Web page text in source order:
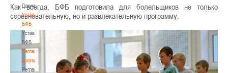
Документы
Устав
БФБ
Устав
БФБ
Регламентирующие
документы
Регламентирующие
Как всегда, БФБ подготовила для болельщиков не только
соревновательную, но и развлекательную программу.